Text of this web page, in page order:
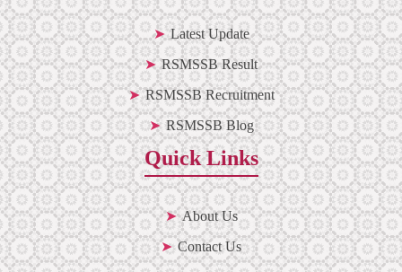
Latest Update
RSMSSB Result
RSMSSB Recruitment
RSMSSB Blog
Quick Links
About Us
Contact Us